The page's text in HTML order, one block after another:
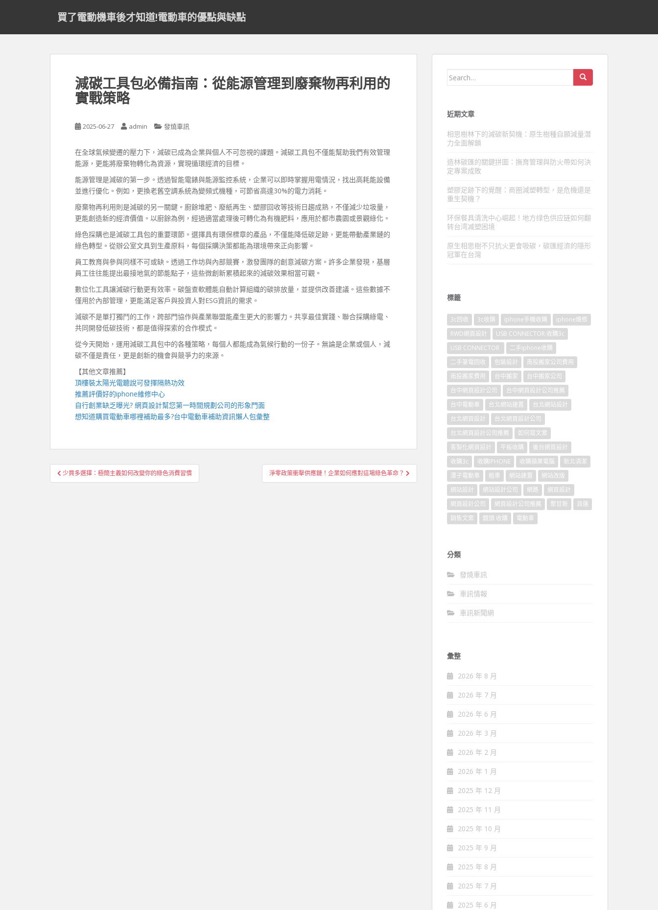
買了電動機車後才知道!電動車的優點與缺點
減碳工具包必備指南：從能源管理到廢棄物再利用的
實戰策略
2025-06-27 admin 發燒車訊
在全球氣候變遷的壓力下，減碳已成為企業與個人不可忽視的課題。減碳工具包不僅能幫助我們有效管理
能源，更能將廢棄物轉化為資源，實現循環經濟的目標。
能源管理是減碳的第一步。透過智能電錶與能源監控系統，企業可以即時掌握用電情況，找出高耗能設備
並進行優化。例如，更換老舊空調系統為變頻式機種，可節省高達30%的電力消耗。
廢棄物再利用則是減碳的另一關鍵。廚餘堆肥、廢紙再生、塑膠回收等技術日趨成熟，不僅減少垃圾量，
更能創造新的經濟價值。以廚餘為例，經過適當處理後可轉化為有機肥料，應用於都市農園或景觀綠化。
綠色採購也是減碳工具包的重要環節。選擇具有環保標章的產品，不僅能降低碳足跡，更能帶動產業鏈的
綠色轉型。從辦公室文具到生產原料，每個採購決策都能為環境帶來正向影響。
員工教育與參與同樣不可或缺。透過工作坊與內部競賽，激發團隊的創意減碳方案。許多企業發現，基層
員工往往能提出最接地氣的節能點子，這些微創新累積起來的減碳效果相當可觀。
數位化工具讓減碳行動更有效率。碳盤查軟體能自動計算組織的碳排放量，並提供改善建議。這些數據不
僅用於內部管理，更能滿足客戶與投資人對ESG資訊的需求。
減碳不是單打獨鬥的工作，跨部門協作與產業聯盟能產生更大的影響力。共享最佳實踐、聯合採購綠電、
共同開發低碳技術，都是值得探索的合作模式。
從今天開始，運用減碳工具包中的各種策略，每個人都能成為氣候行動的一份子。無論是企業或個人，減
碳不僅是責任，更是創新的機會與競爭力的來源。
【其他文章推薦】
頂樓裝太陽光電聽說可發揮隔熱功效
推薦評價好的iphone維修中心
自行創業缺乏曝光? 網頁設計幫您第一時間規劃公司的形象門面
想知道購買電動車哪裡補助最多?台中電動車補助資訊懶人包彙整
文
章
少買多選擇：極簡主義如何改變你的綠色消費習慣 淨零政策衝擊供應鏈！企業如何應對這場綠色革命？
Search
近期文章
相思樹林下的減碳新契機：原生樹種自願減量潛
力全面解鎖
造林碳匯的關鍵拼圖：撫育管理與防火帶如何決
定專案成敗
塑膠足跡下的覺醒：商圈減塑轉型，是危機還是
重生契機？
环保餐具清洗中心崛起！地方绿色供应链如何翻
转台湾减塑困境
原生相思樹不只抗火更會吸碳，碳匯經濟的隱形
冠軍在台灣
標籤
3c回收 3c收購 iphone手機收購
iphone維修
RWD網頁設計
USB CONNECTOR.收購3c
USB CONNECTOR
二手iphone收購
二手筆電回收
包裝設計
南投搬家公司費用
南投搬家費用
台中搬家
台中搬家公司
台中網頁設計公司
台中網頁設計公司推薦
台中電動車
台北網站建置
台北網站設計
台北網頁設計
台北網頁設計公司
台北網頁設計公司推薦
如何寫文案
客製化網頁設計
平板收購
後台網頁設計
收購3c
收購IPHONE 收購蘋果電腦
新北清潔
潭子電動車
租車 網站建置
網站改版
網站設計
網站設計公司 網路
網頁設計
網頁設計公司
網頁設計公司推薦 聚甘新
貨運
銷售文案
鏡頭 收購 電動車
分類
發燒車訊
車訊情報
車訊新聞網
彙整
2026 年 8 月
2026 年 7 月
2026 年 6 月
2026 年 3 月
2026 年 2 月
2026 年 1 月
2025 年 12 月
2025 年 11 月
2025 年 10 月
2025 年 9 月
2025 年 8 月
2025 年 7 月
2025 年 6 月